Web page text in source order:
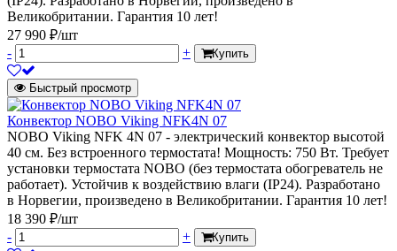
Великобритании. Гарантия 10 лет!
27 990 ₽/шт
-
+ Купить
Быстрый просмотр
Конвектор NOBO Viking NFK4N 07
NOBO Viking NFK 4N 07 - электрический конвектор высотой
40 см. Без встроенного термостата! Мощность: 750 Вт. Требует
установки термостата NOBO (без термостата обогреватель не
работает). Устойчив к воздействию влаги (IP24). Разработано
в Норвегии, произведено в Великобритании. Гарантия 10 лет!
18 390 ₽/шт
-
+ Купить